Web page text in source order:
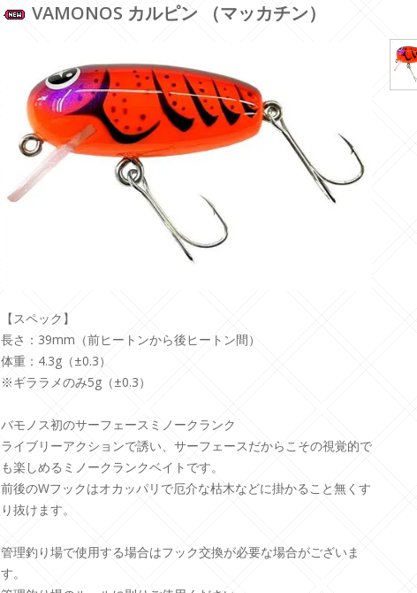
VAMONOS カルピン （マッカチン）
【スペック】
長さ：39mm（前ヒートンから後ヒートン間）
体重：4.3g（±0.3）
※ギララメのみ5g（±0.3）
バモノス初のサーフェースミノークランク
ライブリーアクションで誘い、サーフェースだからこその視覚的で
も楽しめるミノークランクベイトです。
前後のWフックはオカッパリで厄介な枯木などに掛かること無くす
り抜けます。
管理釣り場で使用する場合はフック交換が必要な場合がございま
す。